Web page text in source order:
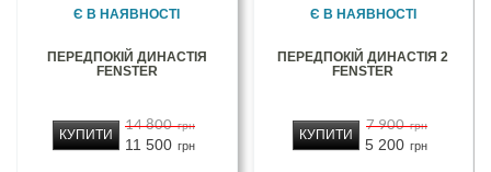
Є В НАЯВНОСТІ
ПЕРЕДПОКІЙ ДИНАСТІЯ
FENSTER
14 800 грн
11 500 грн
КУПИТИ
Є В НАЯВНОСТІ
ПЕРЕДПОКІЙ ДИНАСТІЯ 2
FENSTER
7 900 грн
5 200 грн
КУПИТИ